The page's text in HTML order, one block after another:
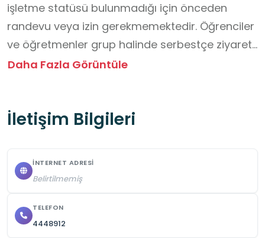
işletme statüsü bulunmadığı için önceden
randevu veya izin gerekmemektedir. Öğrenciler
ve öğretmenler grup halinde serbestçe ziyaret
edebilir.
ziyareti planlandığı bildirilebilir.
edilmez.
Fiziksel Güvenlik ve Davranış Kuralları:
Öğrenciler mutlaka öğretmen veya rehber
Daha Fazla Görüntüle
İletişim Bilgileri
İNTERNET ADRESI
Belirtilmemiş
TELEFON
4448912